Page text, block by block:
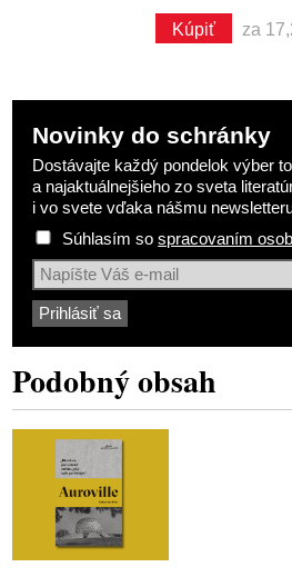
Kúpiť za
Novinky do schránky
Dostávajte každý pondelok výber
a najaktuálnejšieho zo sveta
i vo svete vďaka nášmu
Súhlasím sospracovaním
Podobný obsah